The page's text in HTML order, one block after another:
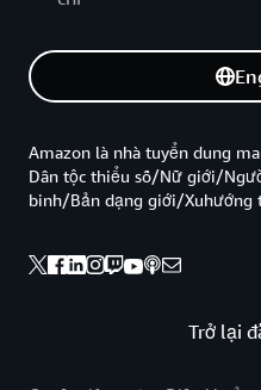
Trở lại
Amazon là nhà tuyển dung
Dân tộc thiểu số/Nữ giới/
binh/Bản dạng giới/Xuhướng